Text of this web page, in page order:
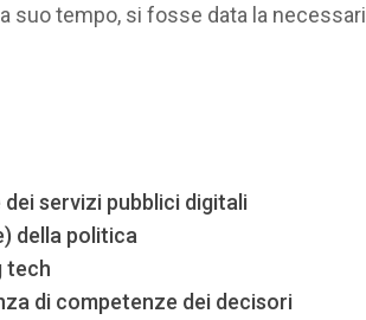
suo tempo, si fosse data la
servizi pubblici digitali
della politica
tech
di competenze dei decisori